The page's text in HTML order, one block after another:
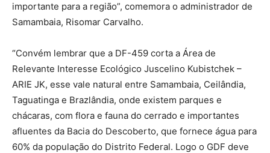
importante para a região”, comemora o administrador de
Samambaia, Risomar Carvalho.
“Convém lembrar que a DF-459 corta a Área de
Relevante Interesse Ecológico Juscelino Kubistchek –
ARIE JK, esse vale natural entre Samambaia, Ceilândia,
Taguatinga e Brazlândia, onde existem parques e
chácaras, com flora e fauna do cerrado e importantes
afluentes da Bacia do Descoberto, que fornece água para
60% da população do Distrito Federal. Logo o GDF deve